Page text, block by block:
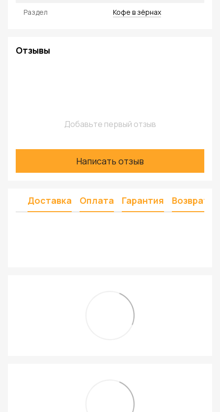
Раздел
Кофе в зёрнах
Отзывы
Добавьте первый отзыв
Написать отзыв
Доставка Оплата Гарантия Возврат